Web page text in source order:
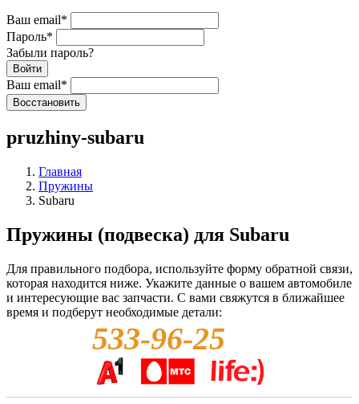
Ваш email*
Пароль*
Забыли пароль?
Войти
Ваш email*
Воcстановить
pruzhiny-subaru
Главная
Пружины
Subaru
Пружины (подвеска) для Subaru
Для правильного подбора, используйте форму обратной связи,
которая находится ниже. Укажите данные о вашем автомобиле
и интересующие вас запчасти. С вами свяжутся в ближайшее
время и подберут необходимые детали:
533-96-25